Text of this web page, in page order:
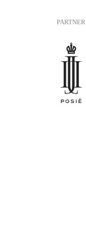
PARTNER